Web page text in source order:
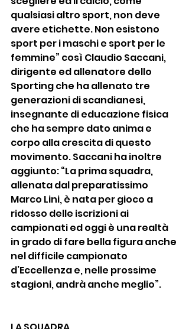
qualsiasi altro sport, non deve
avere etichette. Non esistono
sport per i maschi e sport per le
femmine” così Claudio Saccani,
dirigente ed allenatore dello
Sporting che ha allenato tre
generazioni di scandianesi,
insegnante di educazione fisica
che ha sempre dato anima e
corpo alla crescita di questo
movimento. Saccani ha inoltre
aggiunto: “La prima squadra,
allenata dal preparatissimo
Marco Lini, è nata per gioco a
ridosso delle iscrizioni ai
campionati ed oggi è una realtà
in grado di fare bella figura anche
nel difficile campionato
d’Eccellenza e, nelle prossime
stagioni, andrà anche meglio”.